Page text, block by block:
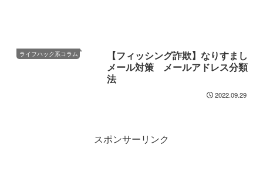
ライフハック系コラム
【フィッシング詐欺】なりすまし
メール対策 メールアドレス分類
法
2022.09.29
スポンサーリンク